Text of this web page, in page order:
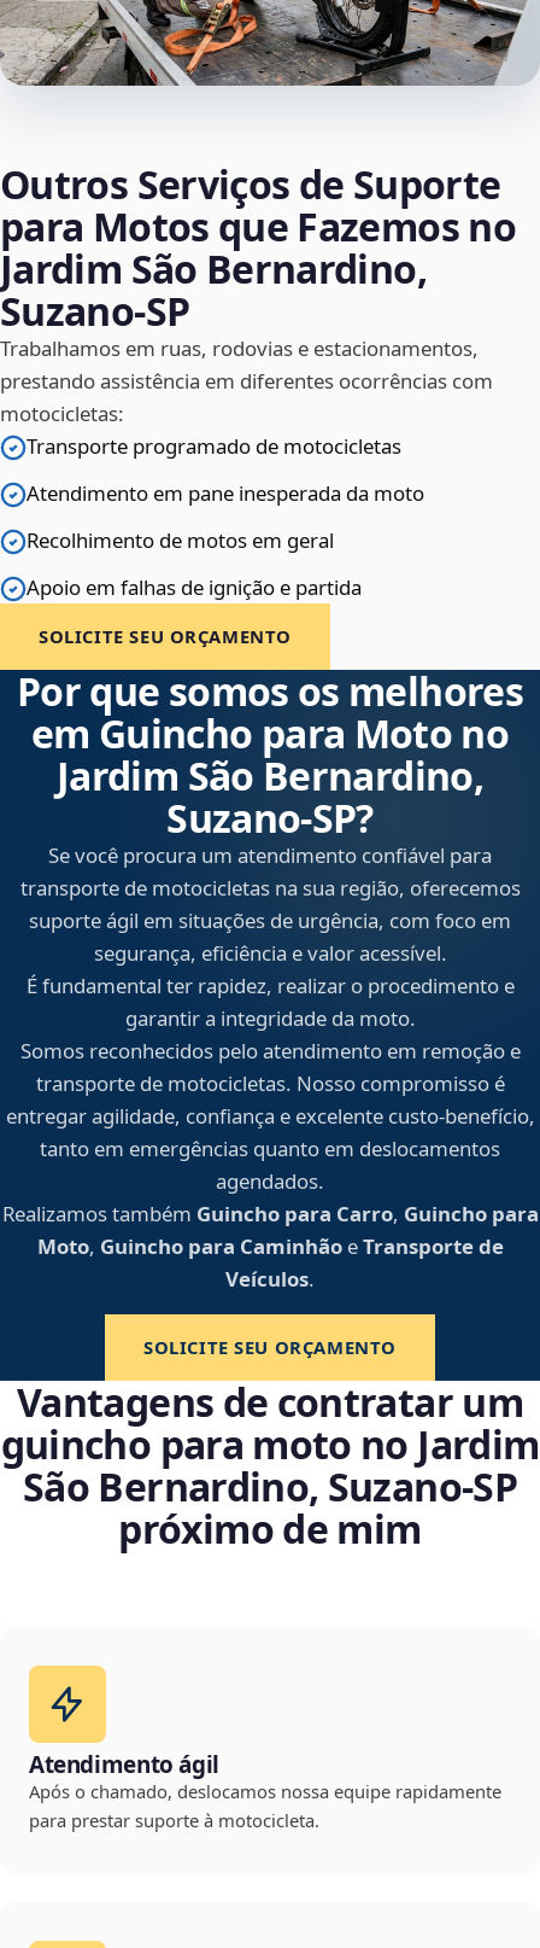
Outros Serviços de Suporte
para Motos que Fazemos no
Jardim São Bernardino,
Suzano‑SP
Trabalhamos em ruas, rodovias e estacionamentos,
prestando assistência em diferentes ocorrências com
motocicletas:
Transporte programado de motocicletas
Atendimento em pane inesperada da moto
Recolhimento de motos em geral
Apoio em falhas de ignição e partida
SOLICITE SEU ORÇAMENTO
Por que somos os melhores
em Guincho para Moto no
Jardim São Bernardino,
Suzano‑SP?
Se você procura um atendimento confiável para
transporte de motocicletas na sua região, oferecemos
suporte ágil em situações de urgência, com foco em
segurança, eficiência e valor acessível.
É fundamental ter rapidez, realizar o procedimento e
garantir a integridade da moto.
Somos reconhecidos pelo atendimento em remoção e
transporte de motocicletas. Nosso compromisso é
entregar agilidade, confiança e excelente custo-benefício,
tanto em emergências quanto em deslocamentos
agendados.
Realizamos também Guincho para Carro, Guincho para
Moto, Guincho para CaminhãoeTransporte de
Veículos.
SOLICITE SEU ORÇAMENTO
Vantagens de contratar um
guincho para moto no Jardim
São Bernardino, Suzano‑SP
próximo de mim
Atendimento ágil
Após o chamado, deslocamos nossa equipe rapidamente
para prestar suporte à motocicleta.